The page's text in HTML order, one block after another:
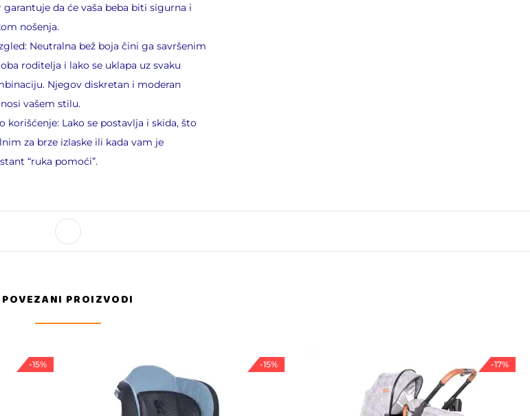
da će vaša beba biti sigurna i
nošenja.
Neutralna bež boja čini ga savršenim
roditelja i lako se uklapa uz svaku
Njegov diskretan i moderan
vašem stilu.
korišćenje: Lako se postavlja i skida, što
za brze izlaske ili kada vam je
“ruka pomoći”.
POVEZANI PROIZVODI
-15% -15% -17%